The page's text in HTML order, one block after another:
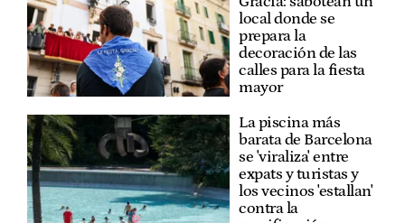
local donde se
prepara la
decoración de las
calles para la fiesta
mayor
La piscina más
barata de Barcelona
se 'viraliza' entre
expats y turistas y
los vecinos 'estallan'
contra la